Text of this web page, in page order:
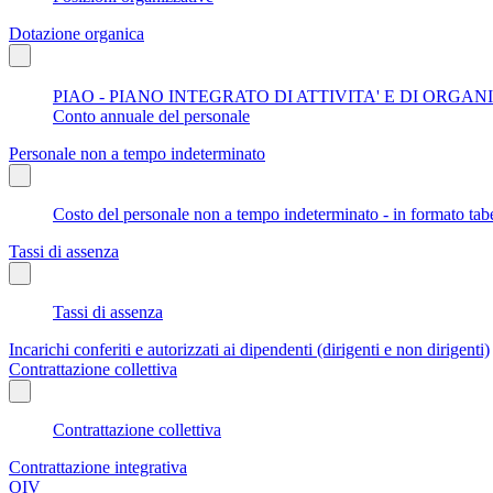
Dotazione organica
PIAO - PIANO INTEGRATO DI ATTIVITA' E DI
Conto annuale del personale
Personale non a tempo indeterminato
Costo del personale non a tempo indeterminato - in formato
Tassi di assenza
Tassi di assenza
Incarichi conferiti e autorizzati ai dipendenti (dirigenti e non dirigenti)
Contrattazione collettiva
Contrattazione collettiva
Contrattazione integrativa
OIV